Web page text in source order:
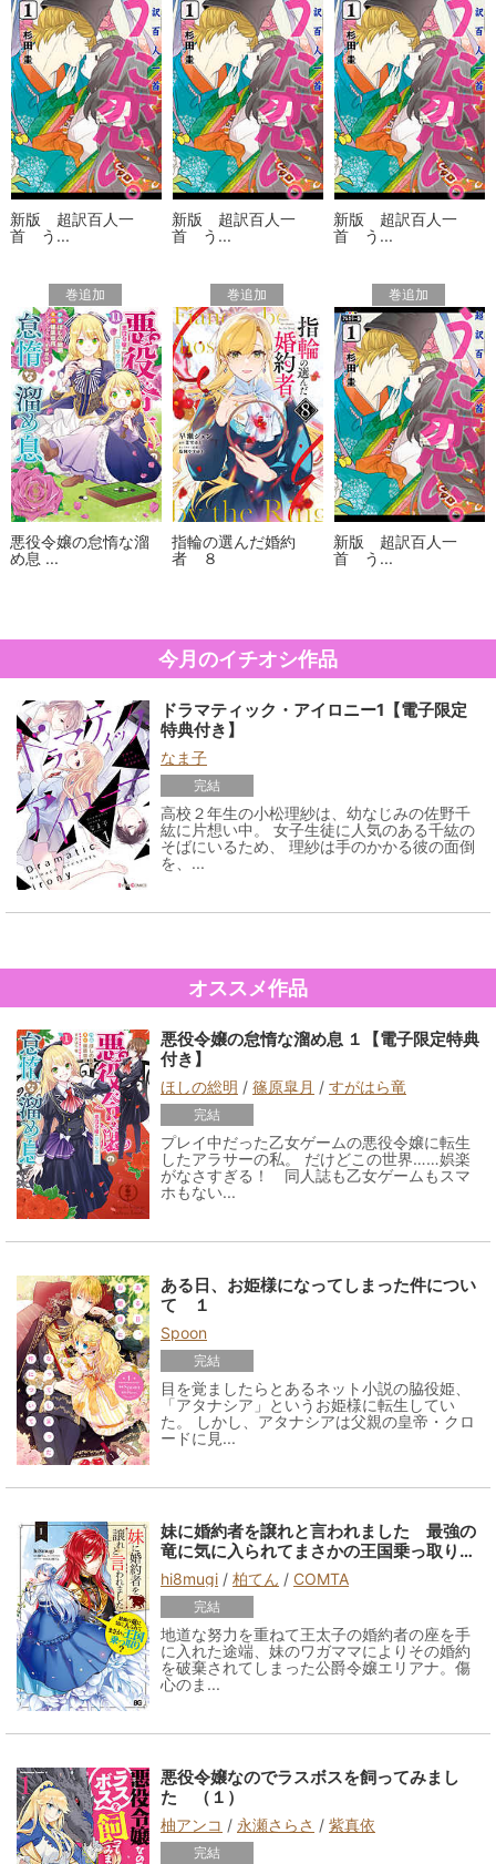
新版 超訳百人一
首 う...
新版 超訳百人一
首 う...
新版 超訳百人一
首 う...
巻追加
悪役令嬢の怠惰な溜
め息 ...
巻追加
指輪の選んだ婚約
者 ８
巻追加
新版 超訳百人一
首 う...
今月のイチオシ作品
ドラマティック・アイロニー1【電子限定
特典付き】
なま子
完結
高校２年生の小松理紗は、幼なじみの佐野千
紘に片想い中。 女子生徒に人気のある千紘の
そばにいるため、 理紗は手のかかる彼の面倒
を、...
オススメ作品
悪役令嬢の怠惰な溜め息 １【電子限定特典
付き】
ほしの総明 / 篠原皐月 / すがはら竜
完結
プレイ中だった乙女ゲームの悪役令嬢に転生
したアラサーの私。 だけどこの世界……娯楽
がなさすぎる！ 同人誌も乙女ゲームもスマ
ホもない...
ある日、お姫様になってしまった件につい
て １
Spoon
完結
目を覚ましたらとあるネット小説の脇役姫、
「アタナシア」というお姫様に転生してい
た。 しかし、アタナシアは父親の皇帝・クロ
ードに見...
妹に婚約者を譲れと言われました 最強の
竜に気に入られてまさかの王国乗っ取り？
1
hi8mugi / 柏てん / COMTA
完結
地道な努力を重ねて王太子の婚約者の座を手
に入れた途端、妹のワガママによりその婚約
を破棄されてしまった公爵令嬢エリアナ。傷
心のま...
悪役令嬢なのでラスボスを飼ってみまし
た （１）
柚アンコ / 永瀬さらさ / 紫真依
完結